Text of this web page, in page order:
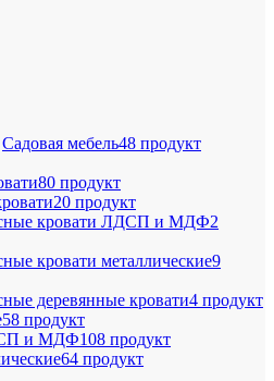
Садовая мебель48 продукт
80 продукт
20 продукт
кровати ЛДСП и МДФ2
кровати металлические9
деревянные кровати4 продукт
58 продукт
и МДФ108 продукт
64 продукт